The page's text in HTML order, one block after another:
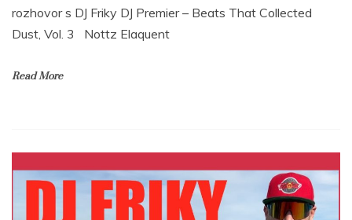
rozhovor s DJ Friky DJ Premier – Beats That Collected
Dust, Vol. 3 Nottz Elaquent
Read More